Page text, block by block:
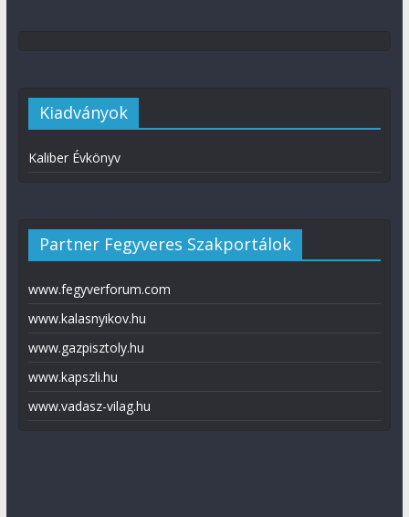
Kiadványok
Kaliber Évkönyv
Partner Fegyveres Szakportálok
www.fegyverforum.com
www.kalasnyikov.hu
www.gazpisztoly.hu
www.kapszli.hu
www.vadasz-vilag.hu